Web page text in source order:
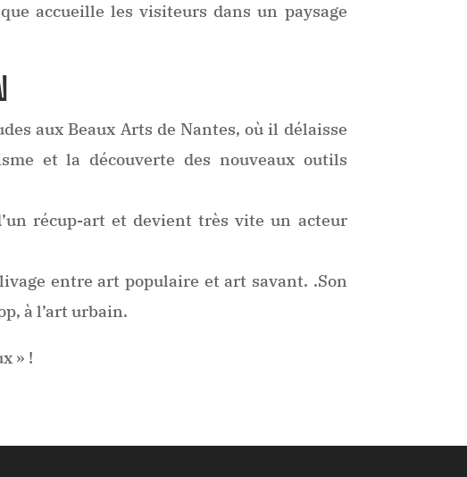
accueille les visiteurs dans un paysage
aux Beaux Arts de Nantes, où il délaisse
et la découverte des nouveaux outils
récup-art et devient très vite un acteur
entre art populaire et art savant. .Son
à l’art urbain.
» !